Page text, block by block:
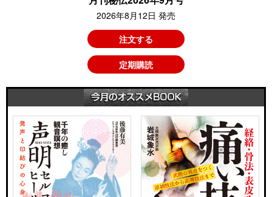
2026年8月12日 発売
注文する
定期購読